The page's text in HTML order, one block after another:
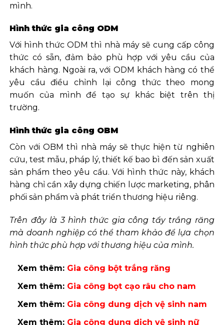
mình.
Hình thức gia công ODM
Với hình thức ODM thì nhà máy sẽ cung cấp công
thức có sẵn, đảm bảo phù hợp với yêu cầu của
khách hàng. Ngoài ra, với ODM khách hàng có thể
yêu cầu điều chỉnh lại công thức theo mong
muốn của mình để tạo sự khác biệt trên thị
trường.
Hình thức gia công OBM
Còn với OBM thì nhà máy sẽ thực hiện từ nghiên
cứu, test mẫu, pháp lý, thiết kế bao bì đến sản xuất
sản phẩm theo yêu cầu. Với hình thức này, khách
hàng chỉ cần xây dựng chiến lược marketing, phân
phối sản phẩm và phát triển thương hiệu riêng.
Trên đây là 3 hình thức gia công tẩy trắng răng
mà doanh nghiệp có thể tham khảo để lựa chọn
hình thức phù hợp với thương hiệu của mình.
Xem thêm: Gia công bột trắng răng
Xem thêm: Gia công bọt cạo râu cho nam
Xem thêm: Gia công dung dịch vệ sinh nam
Xem thêm: Gia công dung dịch vệ sinh nữ